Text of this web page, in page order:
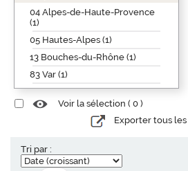
04 Alpes-de-Haute-Provence
(1)
05 Hautes-Alpes (1)
13 Bouches-du-Rhône (1)
83 Var (1)
Voir la sélection ( 0 )
Exporter tous
Tri par :